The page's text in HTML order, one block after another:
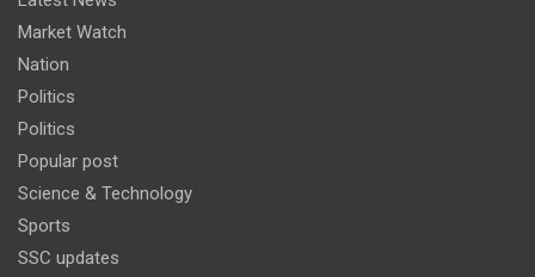
Market Watch
Nation
Politics
Politics
Popular post
Science & Technology
Sports
SSC updates